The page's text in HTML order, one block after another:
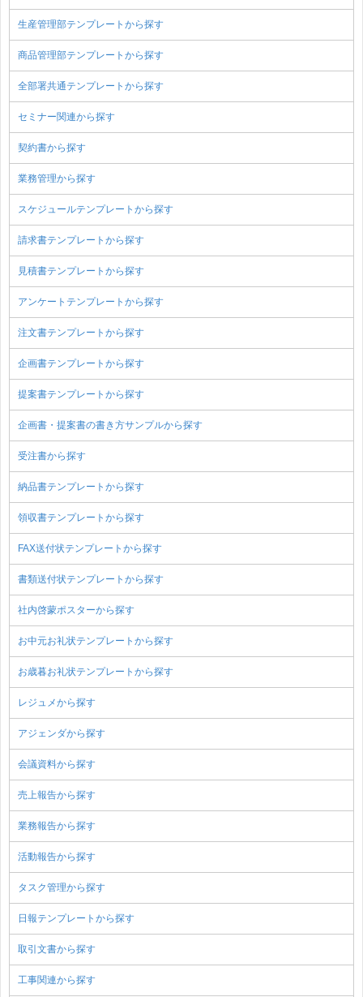
生産管理部テンプレートから探す
商品管理部テンプレートから探す
全部署共通テンプレートから探す
セミナー関連から探す
契約書から探す
業務管理から探す
スケジュールテンプレートから探す
請求書テンプレートから探す
見積書テンプレートから探す
アンケートテンプレートから探す
注文書テンプレートから探す
企画書テンプレートから探す
提案書テンプレートから探す
企画書・提案書の書き方サンプルから探す
受注書から探す
納品書テンプレートから探す
領収書テンプレートから探す
FAX送付状テンプレートから探す
書類送付状テンプレートから探す
社内啓蒙ポスターから探す
お中元お礼状テンプレートから探す
お歳暮お礼状テンプレートから探す
レジュメから探す
アジェンダから探す
会議資料から探す
売上報告から探す
業務報告から探す
活動報告から探す
タスク管理から探す
日報テンプレートから探す
取引文書から探す
工事関連から探す